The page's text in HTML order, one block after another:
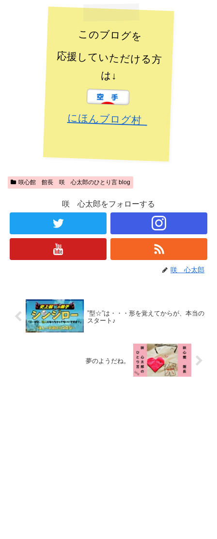
このブログを
応援していただける方
は↓
にほんブログ村
咲心館 館長 咲 心太郎のひとり言 blog
咲 心太郎をフォローする
咲 心太郎
”型☆”は・・・形を覚えてからが、本当の
スタート♪
夢のようだね。